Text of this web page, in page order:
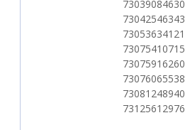
73039084630
73042546343
73053634121
73075410715
73075916260
73076065538
73081248940
73125612976